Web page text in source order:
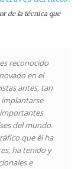
de la técnica que
reconocido
en el
antes, tan
implantarse
del mundo.
que él ha
ha tenido y
e